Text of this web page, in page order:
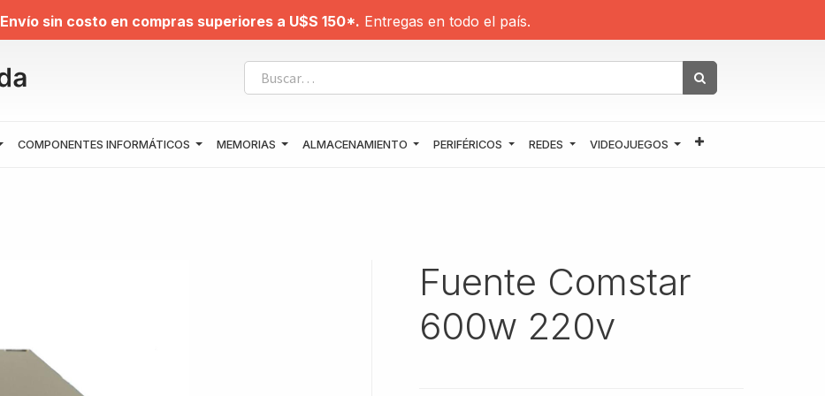
Envío sin costo en compras superiores a U$S 150*. Entregas en todo el país.
COMPONENTES INFORMÁTICOS MEMORIAS ALMACENAMIENTO PERIFÉRICOS REDES VIDEOJUEGOS
Fuente Comstar
600w 220v